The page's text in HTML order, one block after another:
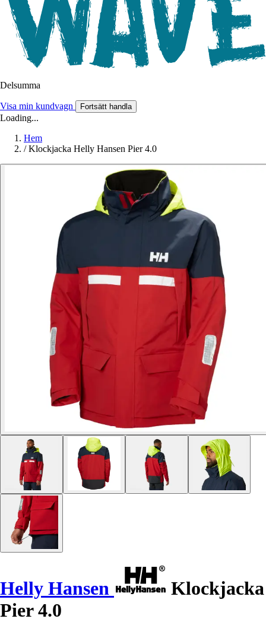
Delsumma
Visa min kundvagn Fortsätt handla
Loading...
Hem
/ Klockjacka Helly Hansen Pier 4.0
Helly Hansen
Klockjacka
Pier 4.0